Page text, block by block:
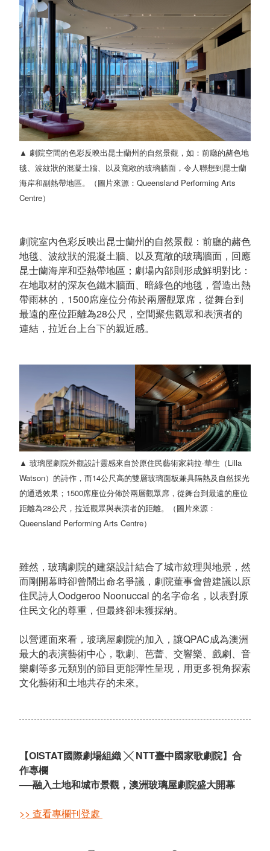
▲ 劇院空間的色彩反映出昆士蘭州的自然景觀，如：前廳的赭色地
毯、波紋狀的混凝土牆、以及寬敞的玻璃牆面，令人聯想到昆士蘭
海岸和副熱帶地區。（圖片來源：Queensland Performing Arts
Centre）
劇院室內色彩反映出昆士蘭州的自然景觀：前廳的赭色
地毯、波紋狀的混凝土牆、以及寬敞的玻璃牆面，回應
昆士蘭海岸和亞熱帶地區；劇場內部則形成鮮明對比：
在地取材的深灰色鐵木牆面、暗綠色的地毯，營造出熱
帶雨林的，1500席座位分佈於兩層觀眾席，從舞台到
最遠的座位距離為28公尺，空間聚焦觀眾和表演者的
連結，拉近台上台下的親近感。
▲ 玻璃屋劇院外觀設計靈感來自於原住民藝術家莉拉·華生（Lilla
Watson）的詩作，而14公尺高的雙層玻璃面板兼具隔熱及自然採光
的通透效果；1500席座位分佈於兩層觀眾席，從舞台到最遠的座位
距離為28公尺，拉近觀眾與表演者的距離。（圖片來源：
Queensland Performing Arts Centre）
雖然，玻璃劇院的建築設計結合了城市紋理與地景，然
而剛開幕時卻曾鬧出命名爭議，劇院董事會曾建議以原
住民詩人Oodgeroo Noonuccal 的名字命名，以表對原
住民文化的尊重，但最終卻未獲採納。
以營運面來看，玻璃屋劇院的加入，讓QPAC成為澳洲
最大的表演藝術中心，歌劇、芭蕾、交響樂、戲劇、音
樂劇等多元類別的節目更能彈性呈現，用更多視角探索
文化藝術和土地共存的未來。
【OISTAT國際劇場組織 ╳ NTT臺中國家歌劇院】合
作專欄
──融入土地和城市景觀，澳洲玻璃屋劇院盛大開幕
>> 查看專欄刊登處